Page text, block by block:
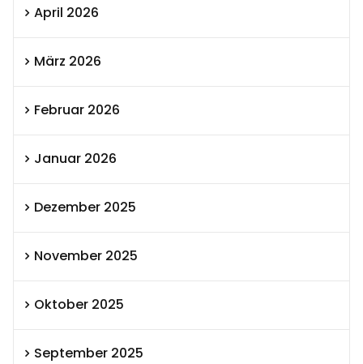
April 2026
März 2026
Februar 2026
Januar 2026
Dezember 2025
November 2025
Oktober 2025
September 2025